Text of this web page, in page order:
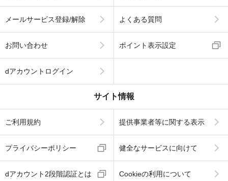
メールサービス登録/解除 よくある質問
お問い合わせ ポイント表示設定
dアカウントログイン
サイト情報
ご利用規約 提供事業者等に関する表示
プライバシーポリシー 健全なサービスに向けて
dアカウント2段階認証とは Cookieの利用について